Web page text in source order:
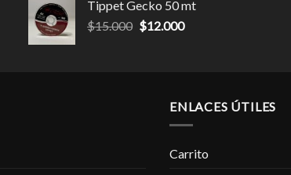
Tippet Gecko 50 mt
$15.000 $12.000
ENLACES ÚTILES
Carrito